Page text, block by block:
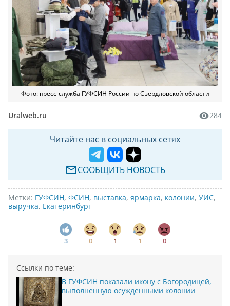
Фото: пресс-служба ГУФСИН России по Свердловской области
Uralweb.ru 284
Читайте нас в социальных сетях
СООБЩИТЬ НОВОСТЬ
Метки: ГУФСИН, ФСИН, выставка, ярмарка, колонии, УИС,
выручка, Екатеринбург
3 0 1 1 0
Ссылки по теме:
В ГУФСИН показали икону с Богородицей,
выполненную осужденными колонии